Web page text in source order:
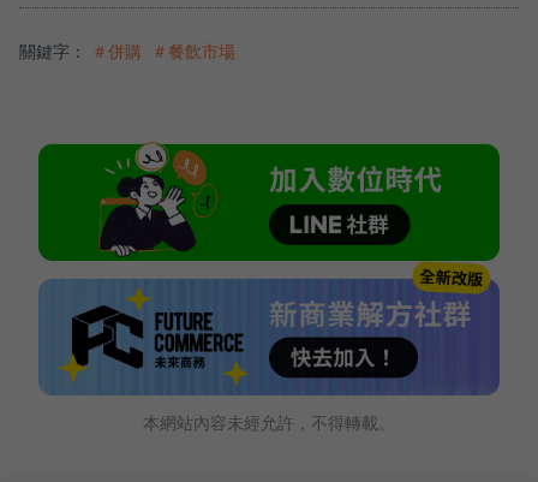
關鍵字： ＃併購 ＃餐飲市場
本網站內容未經允許，不得轉載。